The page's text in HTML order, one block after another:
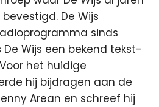
De Wijs
sinds
De Wijs een bekend tekst-
het huidige
hij bijdragen aan de
Arean en schreef hij